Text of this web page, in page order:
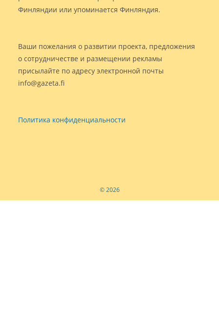
Финляндии или упоминается Финляндия.
Ваши пожелания о развитии проекта, предложения
о сотрудничестве и размещении рекламы
присылайте по адресу электронной почты
info@gazeta.fi
Политика конфиденциальности
© 2026